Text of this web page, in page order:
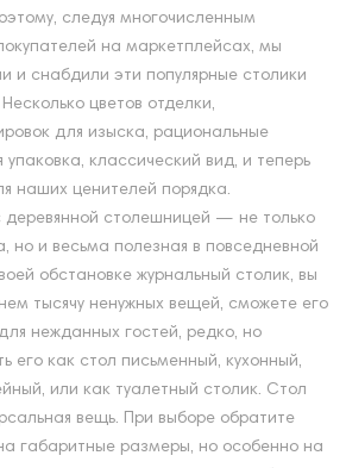
следуя многочисленным
на маркетплейсах, мы
и снабдили эти популярные столики
цветов отделки,
для изыска, рациональные
классический вид, и теперь
наших ценителей порядка.
деревянной столешницей — не только
но и весьма полезная в повседневной
обстановке журнальный столик, вы
тысячу ненужных вещей, сможете его
нежданных гостей, редко, но
его как стол письменный, кухонный,
или как туалетный столик. Стол
вещь. При выборе обратите
габаритные размеры, но особенно на